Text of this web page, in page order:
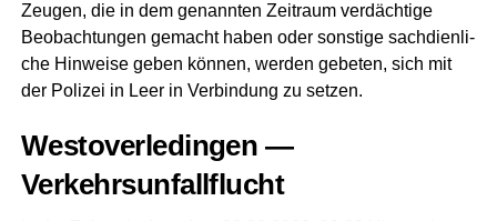
Zeu­gen, die in dem genann­ten Zeit­raum ver­däch­ti­ge
Beob­ach­tun­gen gemacht haben oder sons­ti­ge sach­dien­li­
che Hin­wei­se geben kön­nen, wer­den gebe­ten, sich mit
der Poli­zei in Leer in Ver­bin­dung zu setzen.
Wes­t­ov­er­le­din­gen —
Verkehrsunfallflucht